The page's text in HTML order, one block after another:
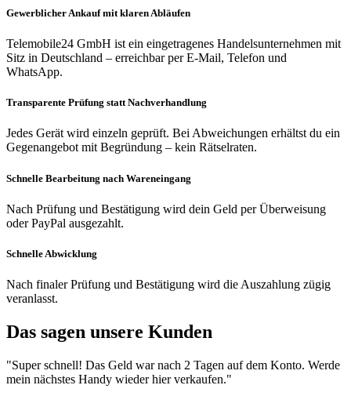
Gewerblicher Ankauf mit klaren Abläufen
Telemobile24 GmbH ist ein eingetragenes Handelsunternehmen mit
Sitz in Deutschland – erreichbar per E-Mail, Telefon und
WhatsApp.
Transparente Prüfung statt Nachverhandlung
Jedes Gerät wird einzeln geprüft. Bei Abweichungen erhältst du ein
Gegenangebot mit Begründung – kein Rätselraten.
Schnelle Bearbeitung nach Wareneingang
Nach Prüfung und Bestätigung wird dein Geld per Überweisung
oder PayPal ausgezahlt.
Schnelle Abwicklung
Nach finaler Prüfung und Bestätigung wird die Auszahlung zügig
veranlasst.
Das sagen unsere Kunden
"Super schnell! Das Geld war nach 2 Tagen auf dem Konto. Werde
mein nächstes Handy wieder hier verkaufen."